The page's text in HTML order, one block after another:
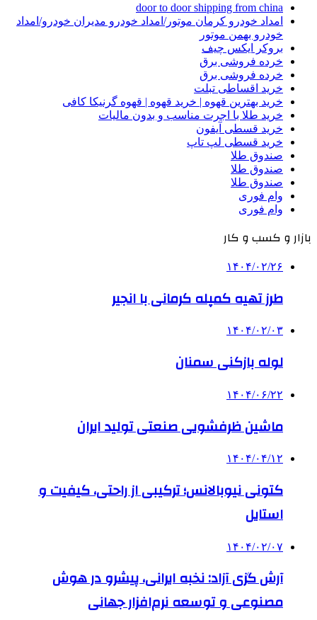
door to door shipping from china
امداد خودرو کرمان موتور/امداد خودرو مدیران خودرو/امداد
خودرو بهمن موتور
بروکر ایکس چیف
خرده فروشی برق
خرده فروشی برق
خرید اقساطی تبلت
خرید بهترین قهوه | خرید قهوه | قهوه گرنیکا کافی
خرید طلا با اجرت مناسب و بدون مالیات
خرید قسطی آیفون
خرید قسطی لپ تاپ
صندوق طلا
صندوق طلا
صندوق طلا
وام فوری
وام فوری
بازار و کسب و کار
۱۴۰۴/۰۲/۲۶
طرز تهیه کمپله کرمانی با انجیر
۱۴۰۴/۰۲/۰۳
لوله بازکنی سمنان
۱۴۰۴/۰۶/۲۲
ماشین ظرفشویی صنعتی تولید ایران
۱۴۰۴/۰۴/۱۲
کتونی نیوبالانس؛ ترکیبی از راحتی، کیفیت و
استایل
۱۴۰۴/۰۲/۰۷
آرش گزی آزاد: نخبه ایرانی، پیشرو در هوش
مصنوعی و توسعه نرم‌افزار جهانی